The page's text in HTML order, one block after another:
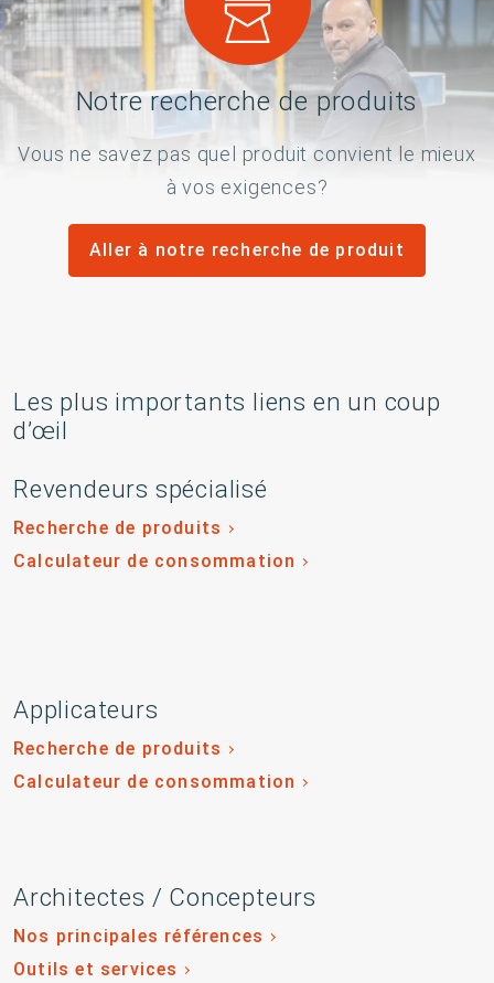
Notre recherche de produits
Vous ne savez pas quel produit convient le mieux
à vos exigences?
Aller à notre recherche de produit
Les plus importants liens en un coup
d’œil
Revendeurs spécialisé
Recherche de produits
Calculateur de consommation
Applicateurs
Recherche de produits
Calculateur de consommation
Architectes / Concepteurs
Nos principales références
Outils et services